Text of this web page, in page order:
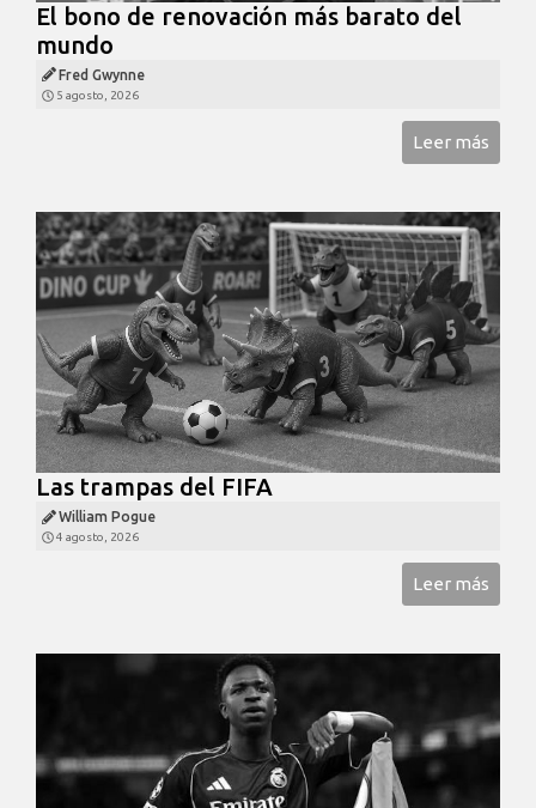
El bono de renovación más barato del
mundo
Fred Gwynne
5 agosto, 2026
Leer más
Las trampas del FIFA
William Pogue
4 agosto, 2026
Leer más